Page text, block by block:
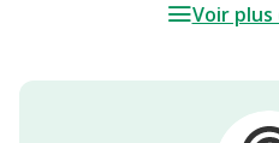
Voir plus